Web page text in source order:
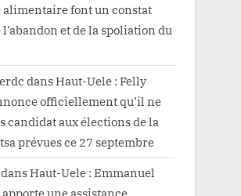
alimentaire font un constat
et de la spoliation du
dansHaut-Uele : Felly
officiellement qu’il ne
candidat aux élections de la
prévues ce 27 septembre
dansHaut-Uele : Emmanuel
une assistance